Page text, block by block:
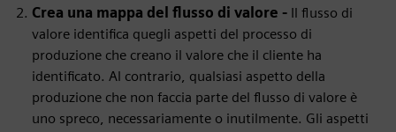
Crea una mappa del flusso di valore - Il flusso di
valore identifica quegli aspetti del processo di
produzione che creano il valore che il cliente ha
identificato. Al contrario, qualsiasi aspetto della
produzione che non faccia parte del flusso di valore è
uno spreco, necessariamente o inutilmente. Gli aspetti